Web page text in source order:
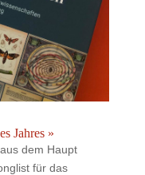
Jahres »
dem Haupt
für das